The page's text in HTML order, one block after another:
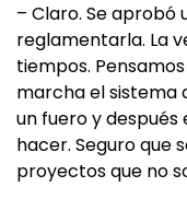
– Claro. Se aprobó
reglamentarla. La
tiempos.
marcha el sistema
un fuero y
hacer. Seguro que
proyectos que no